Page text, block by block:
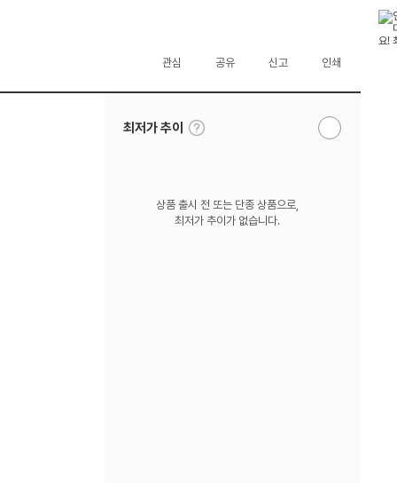
관심 공유 신고 인쇄
최저가 추이
툴
팁
알
상품 출시 전 또는 단종 상품으로,
최저가 추이가 없습니다.